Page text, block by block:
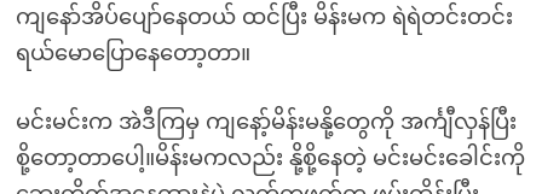
ကျနော်အိပ်ပျော်နေတယ် ထင်ပြီး မိန်းမက ရဲရဲတင်းတင်း
ရယ်မောပြောနေတော့တာ။
မင်းမင်းက အဲဒီကြမှ ကျနော့်မိန်းမနို့တွေကို အင်္ကျီလှန်ပြီး
စို့တော့တာပေါ့။မိန်းမကလည်း နို့စို့နေတဲ့ မင်းမင်းခေါင်းကို